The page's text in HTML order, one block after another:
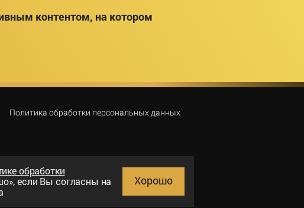
контентом, на котором
Политика обработки персональных данных
Поиск
обработки
если Вы согласны на
Хорошо